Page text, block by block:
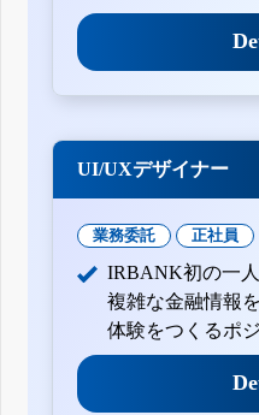
UI/UXデザイナー
業務委託 正社員
IRBANK初の一
複雑な金融情報
体験をつくるポ